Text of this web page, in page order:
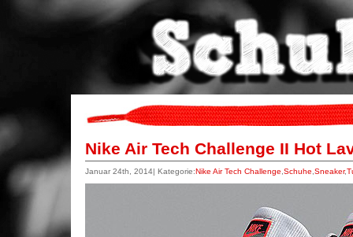
Nike Air Tech Challenge II Hot
Januar 24th, 2014| Kategorie:Nike Air Tech Challenge Schuhe Sneaker,